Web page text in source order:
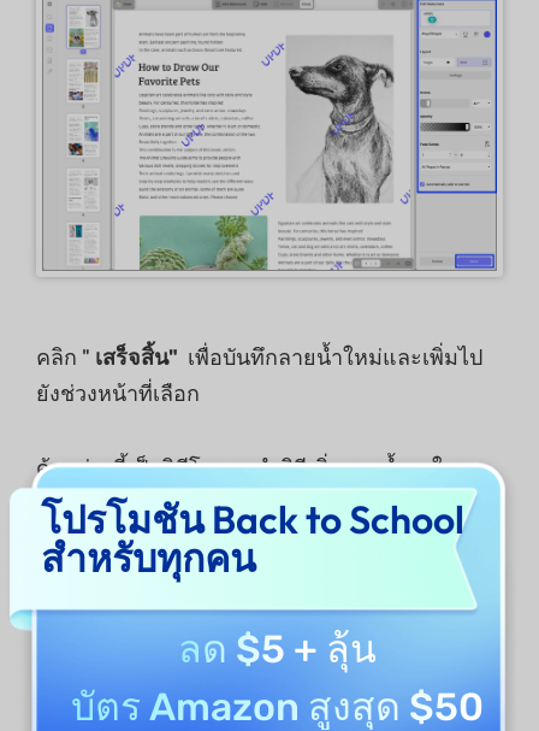
คลิก " เสร็จสิ้น" เพื่อบันทึกลายน้ำใหม่และเพิ่มไป
ยังช่วงหน้าที่เลือก
ด้านล่างนี้เป็นวิดีโอแนะนำวิธีเพิ่มลายน้ำลงใน
PDF บน Mac ด้วย UPDF รับชมเลยตอนนี้:
โปรโมชัน Back to School
สำหรับทุกคน
ลด $5 + ลุ้น
บัตร Amazon สูงสุด $50